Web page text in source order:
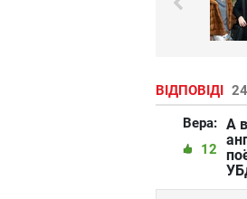
ВІДПОВІДІ 24
Вера:
12
А